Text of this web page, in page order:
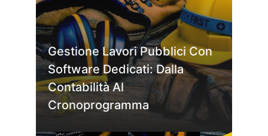
Gestione Lavori Pubblici Con
Software Dedicati: Dalla
Contabilità Al
Cronoprogramma